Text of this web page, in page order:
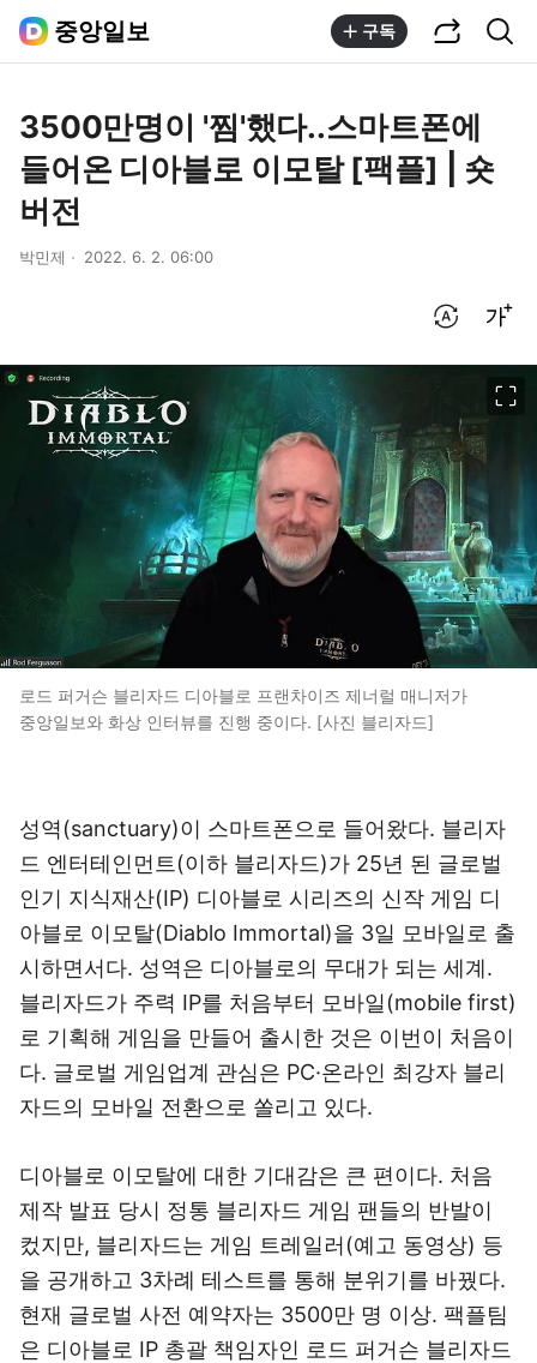
중앙일보 구독
3500만명이 '찜'했다..스마트폰에
들어온 디아블로 이모탈 [팩플] | 숏
버전
박민제 2022. 6. 2. 06:00
로드 퍼거슨 블리자드 디아블로 프랜차이즈 제너럴 매니저가
중앙일보와 화상 인터뷰를 진행 중이다. [사진 블리자드]
성역(sanctuary)이 스마트폰으로 들어왔다. 블리자
드 엔터테인먼트(이하 블리자드)가 25년 된 글로벌
인기 지식재산(IP) 디아블로 시리즈의 신작 게임 디
아블로 이모탈(Diablo Immortal)을 3일 모바일로 출
시하면서다. 성역은 디아블로의 무대가 되는 세계.
블리자드가 주력 IP를 처음부터 모바일(mobile first)
로 기획해 게임을 만들어 출시한 것은 이번이 처음이
다. 글로벌 게임업계 관심은 PC·온라인 최강자 블리
자드의 모바일 전환으로 쏠리고 있다.
디아블로 이모탈에 대한 기대감은 큰 편이다. 처음
제작 발표 당시 정통 블리자드 게임 팬들의 반발이
컸지만, 블리자드는 게임 트레일러(예고 동영상) 등
을 공개하고 3차례 테스트를 통해 분위기를 바꿨다.
현재 글로벌 사전 예약자는 3500만 명 이상. 팩플팀
은 디아블로 IP 총괄 책임자인 로드 퍼거슨 블리자드